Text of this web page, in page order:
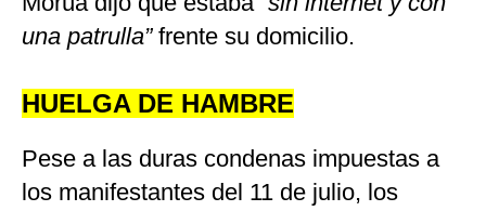
una patrulla” frente su domicilio.
HUELGA DE HAMBRE
Pese a las duras condenas impuestas a
los manifestantes del 11 de julio, los